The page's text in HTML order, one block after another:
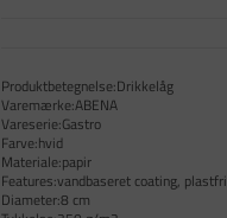
Produktbetegnelse:Drikkelåg
Varemærke:ABENA
Vareserie:Gastro
Farve:hvid
Materiale:papir
Features:vandbaseret coating, plastfri
Diameter:8 cm